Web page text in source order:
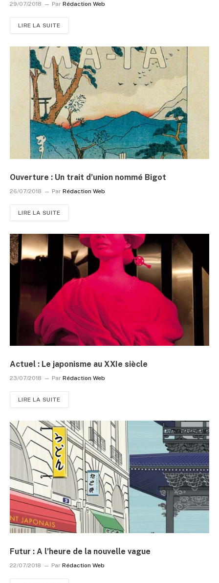
29/07/2018 Par Rédaction Web
LIRE LA SUITE
Ouverture : Un trait d’union nommé Bigot
26/07/2018 Par Rédaction Web
LIRE LA SUITE
Actuel : Le japonisme au XXIe siècle
23/07/2018 Par Rédaction Web
LIRE LA SUITE
Futur : A l’heure de la nouvelle vague
22/07/2018 Par Rédaction Web